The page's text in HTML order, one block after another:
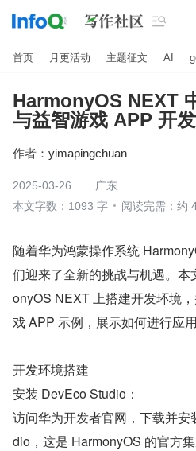

首页 月更活动 主题征文 AI
HarmonyOS NEXT
与益智游戏 APP 开发
作者： yimapingchuan
2025-03-26
广东
本文字数：1093 字
阅读完需：约
随着华为鸿蒙操作系统
们迎来了全新的挑战与机遇。
onyOS NEXT 上搭建开发环境
戏 APP 示例，展示如何进行应
开发环境搭建
安装 DevEco Studio：
访问华为开发者官网，下载并
dio，这是 HarmonyOS 的官方